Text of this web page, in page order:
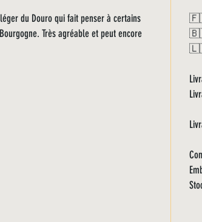
du Douro qui fait penser à certains
Très agréable et peut encore
🇱🇺